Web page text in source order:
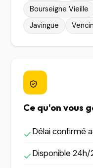
Bourseigne Vieille
Javingue
Ce qu'on vous
Délai confirmé
Disponible